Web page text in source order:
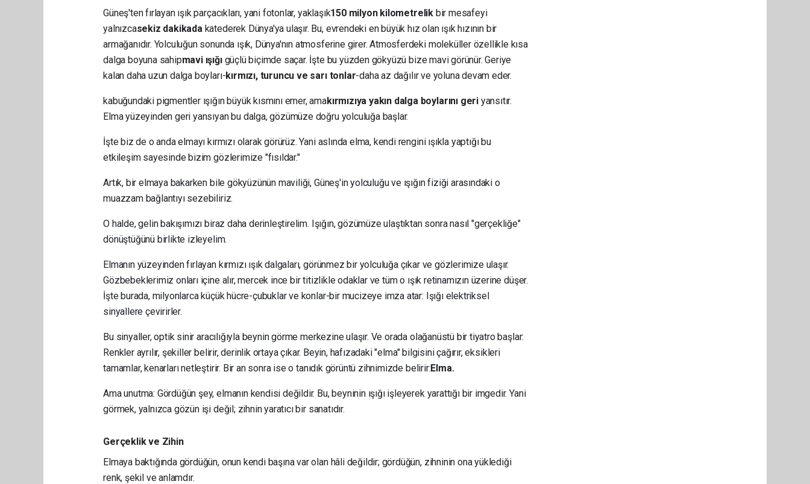
Güneş'ten fırlayan ışık parçacıkları, yani fotonlar, yaklaşık150 milyon kilometrelikbir mesafeyi
yalnızcasekiz dakikadakatederek Dünya'ya ulaşır. Bu, evrendeki en büyük hız olan ışık hızının bir
armağanıdır. Yolculuğun sonunda ışık, Dünya'nın atmosferine girer. Atmosferdeki moleküller özellikle kısa
dalga boyuna sahipmavi ışığıgüçlü biçimde saçar. İşte bu yüzden gökyüzü bize mavi görünür. Geriye
kalan daha uzun dalga boyları-kırmızı, turuncu ve sarı tonlar-daha az dağılır ve yoluna devam eder.
kabuğundaki pigmentler ışığın büyük kısmını emer, amakırmızıya yakın dalga boylarını geri yansıtır.
Elma yüzeyinden geri yansıyan bu dalga, gözümüze doğru yolculuğa başlar.
İşte biz de o anda elmayı kırmızı olarak görürüz. Yani aslında elma, kendi rengini ışıkla yaptığı bu
etkileşim sayesinde bizim gözlerimize "fısıldar."
Artık, bir elmaya bakarken bile gökyüzünün maviliği, Güneş'in yolculuğu ve ışığın fiziği arasındaki o
muazzam bağlantıyı sezebiliriz.
O halde, gelin bakışımızı biraz daha derinleştirelim. Işığın, gözümüze ulaştıktan sonra nasıl "gerçekliğe"
dönüştüğünü birlikte izleyelim.
Elmanın yüzeyinden fırlayan kırmızı ışık dalgaları, görünmez bir yolculuğa çıkar ve gözlerimize ulaşır.
Gözbebeklerimiz onları içine alır, mercek ince bir titizlikle odaklar ve tüm o ışık retinamızın üzerine düşer.
İşte burada, milyonlarca küçük hücre-çubuklar ve konlar-bir mucizeye imza atar: Işığı elektriksel
sinyallere çevirirler.
Bu sinyaller, optik sinir aracılığıyla beynin görme merkezine ulaşır. Ve orada olağanüstü bir tiyatro başlar:
Renkler ayrılır, şekiller belirir, derinlik ortaya çıkar. Beyin, hafızadaki "elma" bilgisini çağırır, eksikleri
tamamlar, kenarları netleştirir. Bir an sonra ise o tanıdık görüntü zihnimizde belirir:Elma.
Ama unutma: Gördüğün şey, elmanın kendisi değildir. Bu, beyninin ışığı işleyerek yarattığı bir imgedir. Yani
görmek, yalnızca gözün işi değil; zihnin yaratıcı bir sanatıdır.
Gerçeklik ve Zihin
Elmaya baktığında gördüğün, onun kendi başına var olan hâli değildir; gördüğün, zihninin ona yüklediği
renk, şekil ve anlamdır.